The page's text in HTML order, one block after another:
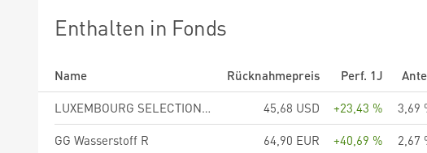
Enthalten in Fonds
Name Rücknahmepreis Perf. 1J
LUXEMBOURG SELECTION FUND - Active Solar Anteilsklasse C USD
45,68 USD +23,43 %
3,69
GG Wasserstoff R
64,90 EUR +40,69 % 2,67